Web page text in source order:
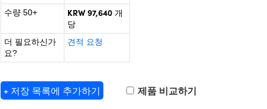
수량 50+
KRW 97,640 개
당
더 필요하신가
요?
견적 요청
+ 저장 목록에 추가하기 제품 비교하기